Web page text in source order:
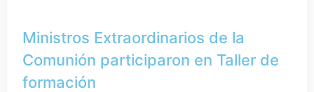
Ministros Extraordinarios de la
Comunión participaron en Taller de
formación